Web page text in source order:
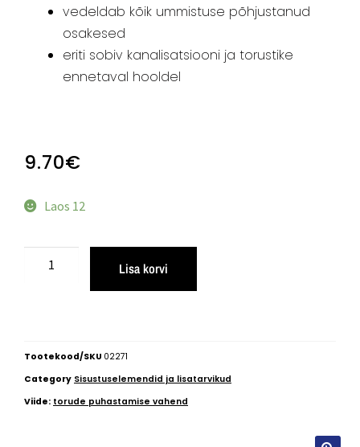
vedeldab kõik ummistuse põhjustanud
osakesed
eriti sobiv kanalisatsiooni ja torustike
ennetaval hooldel
9.70€
Laos 12
Lisa korvi
Tootekood/SKU 02271
Category Sisustuselemendid ja lisatarvikud
Viide: torude puhastamise vahend